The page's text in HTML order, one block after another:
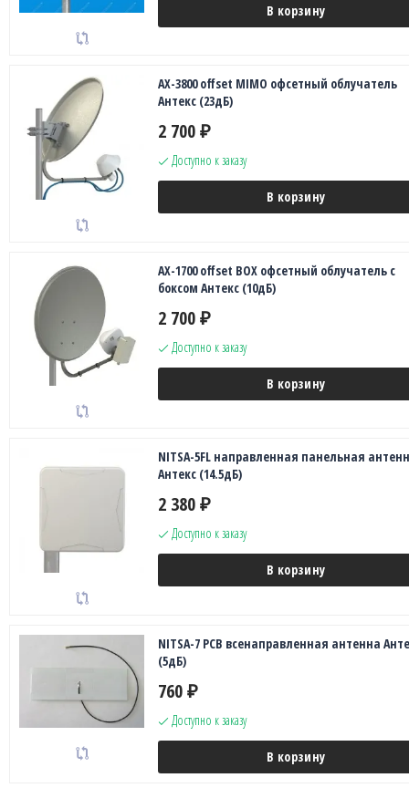
В корзину
AX-3800 offset MIMO офсетный облучатель
Антекс (23дБ)
2 700 ₽
Доступно к заказу
В корзину
AX-1700 offset BOX офсетный облучатель с
боксом Антекс (10дБ)
2 700 ₽
Доступно к заказу
В корзину
NITSA-5FL направленная панельная
Антекс (14.5дБ)
2 380 ₽
Доступно к заказу
В корзину
NITSA-7 PCB всенаправленная антенна
(5дБ)
760 ₽
Доступно к заказу
В корзину